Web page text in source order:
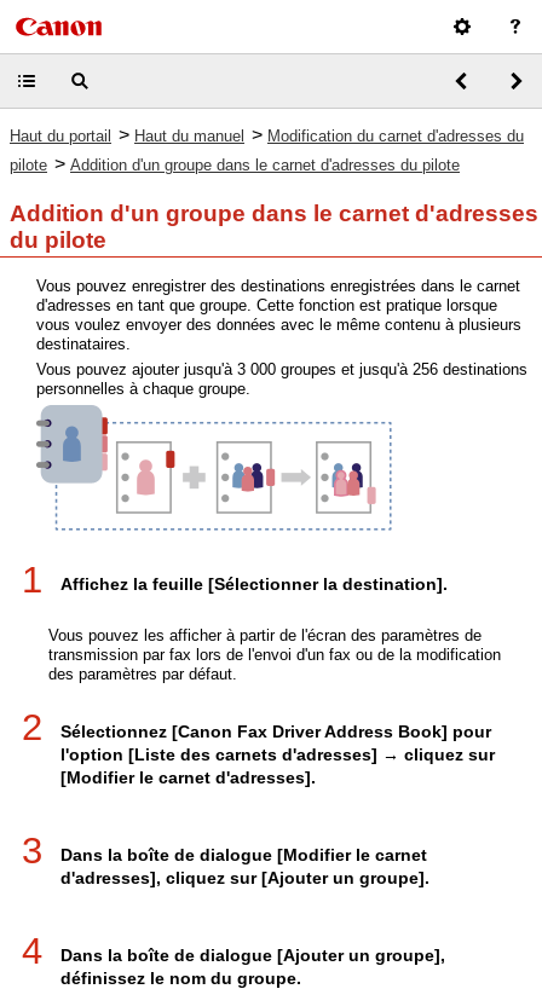
Haut du portail > Haut du manuel > Modification du carnet d'adresses du
pilote > Addition d'un groupe dans le carnet d'adresses du pilote
Addition d'un groupe dans le carnet d'adresses
du pilote
Vous pouvez enregistrer des destinations enregistrées dans le carnet
d'adresses en tant que groupe. Cette fonction est pratique lorsque
vous voulez envoyer des données avec le même contenu à plusieurs
destinataires.
Vous pouvez ajouter jusqu'à 3 000 groupes et jusqu'à 256 destinations
personnelles à chaque groupe.
1 Affichez la feuille [Sélectionner la destination].
Vous pouvez les afficher à partir de l'écran des paramètres de
transmission par fax lors de l'envoi d'un fax ou de la modification
des paramètres par défaut.
2
Sélectionnez [Canon Fax Driver Address Book] pour
l'option [Liste des carnets d'adresses] → cliquez sur
[Modifier le carnet d'adresses].
3
Dans la boîte de dialogue [Modifier le carnet
d'adresses], cliquez sur [Ajouter un groupe].
4
Dans la boîte de dialogue [Ajouter un groupe],
définissez le nom du groupe.